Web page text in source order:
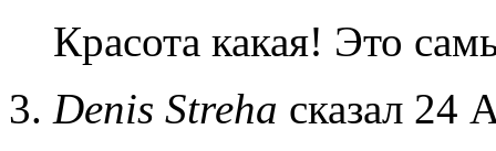
Красота какая! Это
Denis Streha сказал 24